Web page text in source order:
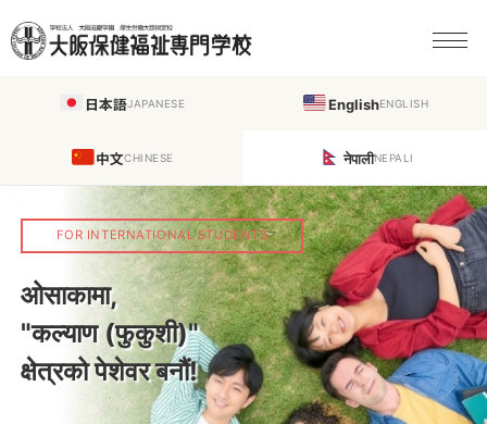
日本語JAPANESE EnglishENGLISH
中文CHINESE नेपालीNEPALI
FOR INTERNATIONAL STUDENTS
ओसाकामा,
"कल्याण (फुकुशी)"
क्षेत्रको पेशेवर बनौं!